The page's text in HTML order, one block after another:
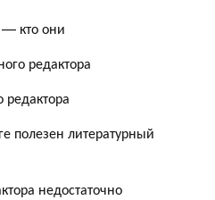
— кто они
редактора
редактора
полезен литературный
недостаточно